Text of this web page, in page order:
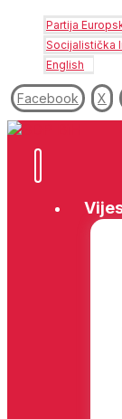
Partija
Socijalistička
English
Facebook X